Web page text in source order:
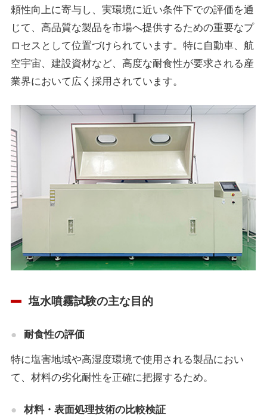
頼性向上に寄与し、実環境に近い条件下での評価を通
じて、高品質な製品を市場へ提供するための重要なプ
ロセスとして位置づけられています。特に自動車、航
空宇宙、建設資材など、高度な耐食性が要求される産
業界において広く採用されています。
塩水噴霧試験の主な目的
耐食性の評価
特に塩害地域や高湿度環境で使用される製品におい
て、材料の劣化耐性を正確に把握するため。
材料・表面処理技術の比較検証